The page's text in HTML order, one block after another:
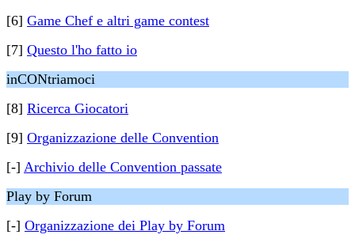
[6] Game Chef e altri game contest
[7] Questo l'ho fatto io
inCONtriamoci
[8] Ricerca Giocatori
[9] Organizzazione delle Convention
[-] Archivio delle Convention passate
Play by Forum
[-] Organizzazione dei Play by Forum